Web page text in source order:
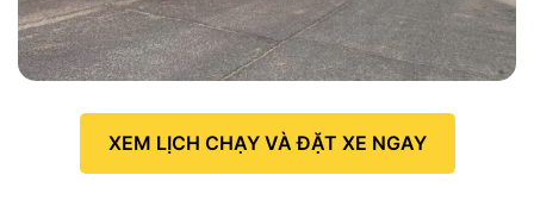
XEM LỊCH CHẠY VÀ ĐẶT XE NGAY